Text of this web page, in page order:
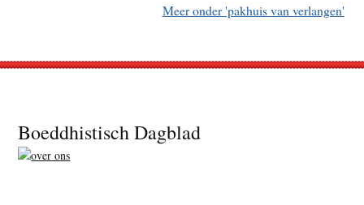
Meer onder 'pakhuis van verlangen'
Footer
Boeddhistisch Dagblad